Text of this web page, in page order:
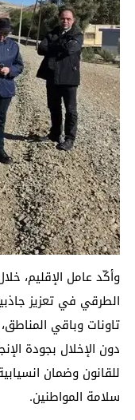
وأكّد عامل الإقليم،
الطرقي في تعزيز
تاونات وباقي
دون الإخلال بجودة
للقانون وضمان
سلامة المواطنين.